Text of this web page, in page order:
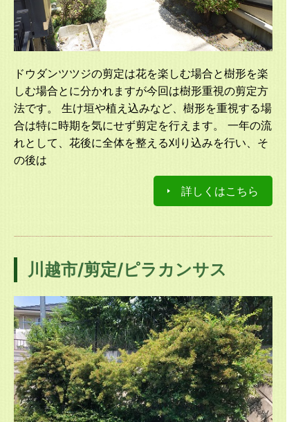
ドウダンツツジの剪定は花を楽しむ場合と樹形を楽
しむ場合とに分かれますが今回は樹形重視の剪定方
法です。 生け垣や植え込みなど、樹形を重視する場
合は特に時期を気にせず剪定を行えます。 一年の流
れとして、花後に全体を整える刈り込みを行い、そ
の後は
詳しくはこちら
川越市/剪定/ピラカンサス